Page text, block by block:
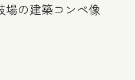
の建築コンペ像